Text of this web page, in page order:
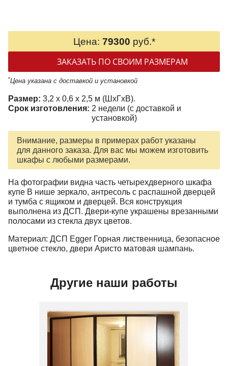
Цена: 79300 руб.*
ЗАКАЗАТЬ ПО СВОИМ РАЗМЕРАМ
*Цена указана с доставкой и установкой
Размер: 3,2 x 0,6 x 2,5 м (ШxГxВ).
Срок изготовления: 2 недели (с доставкой и
установкой)
Внимание, размеры в примерах работ указаны
для данного заказа. Для вас мы можем изготовить
шкафы с любыми размерами.
На фотографии видна часть четырехдверного шкафа
купе В нише зеркало, антресоль с распашной дверцей
и тумба с ящиком и дверцей. Вся конструкция
выполнена из ДСП. Двери-купе украшены врезанными
полосами из стекла двух цветов.
Материал: ДСП Egger Горная лиственница, безопасное
цветное стекло, двери Аристо матовая шампань.
Другие наши работы